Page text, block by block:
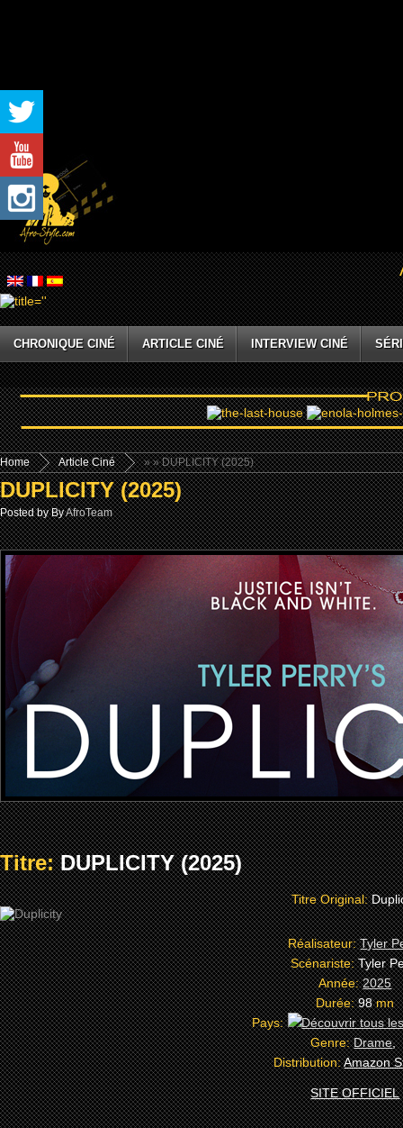
CHRONIQUE CINÉ ARTICLE CINÉ INTERVIEW CINÉ
Home »
Article Ciné » DUPLICITY (2025)
DUPLICITY (2025)
Posted by ByAfroTeam
Titre:DUPLICITY (2025)
Titre Original:
Réalisateur:Tyler
Scénariste:Tyler
Année:2025
Durée:98mn
Pays:
Genre:Drame,
Distribution:Amazon
SITE OFFICIEL